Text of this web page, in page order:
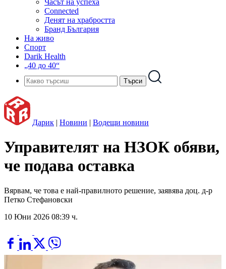
Часът на успеха
Connected
Денят на храбростта
Бранд България
На живо
Спорт
Darik Health
„40 до 40“
Дарик | Новини | Водещи новини
Управителят на НЗОК обяви,
че подава оставка
Вярвам, че това е най-правилното решение, заявява доц. д-р
Петко Стефановски
10 Юни 2026 08:39 ч.